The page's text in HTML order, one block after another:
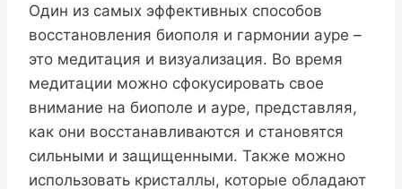
Один из самых эффективных способов
восстановления биополя и гармонии ауре –
это медитация и визуализация. Во время
медитации можно сфокусировать свое
внимание на биополе и ауре, представляя,
как они восстанавливаются и становятся
сильными и защищенными. Также можно
использовать кристаллы, которые обладают